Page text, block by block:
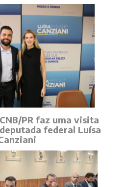
PR faz uma visita
federal Luísa